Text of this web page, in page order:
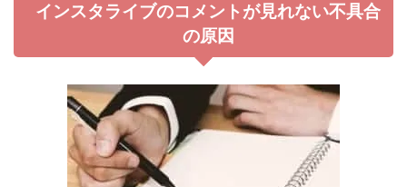
インスタライブのコメントが見れない不具合
の原因